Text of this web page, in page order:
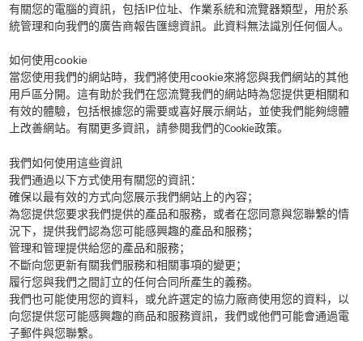
有關您的電腦的資訊，包括IP位址、作業系統和流覽器類型，用於系
統管理和向我們的廣告商報告匯總資訊。此資料無法識別任何個人。
如何使用cookie
當您使用我們的網站時，我們將使用cookie來將您與我們網站的其他
用戶區分開。這有助於我們在您流覽我們的網站時為您提供更相關和
有效的體驗，包括根據您的需要或喜好展示網站，並使我們能夠總體
上改善網站。有關更多資訊，請參閱我們的Cookie政策。
我們如何使用這些資訊
我們通過以下方式使用有關您的資訊：
確保以最有效的方式向您展示我們網站上的內容；
為您提供您要求我們提供的產品和服務，或者在您同意與您聯繫的情
況下，提供我們認為您可能感興趣的產品和服務；
管理和管理提供給您的產品和服務；
不斷向您更新有關我們服務和相關事項的變更；
履行您與我們之間訂立的任何合同所產生的義務。
我們也可能使用您的資料，或允許選定的協力廠商使用您的資料，以
向您提供您可能感興趣的商品和服務資訊，我們或他們可能會通過電
子郵件與您聯繫。